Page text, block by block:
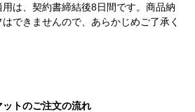
用は、契約書締結後8日間です。商品納
できませんので、あらかじめご了承く
トのご注文の流れ